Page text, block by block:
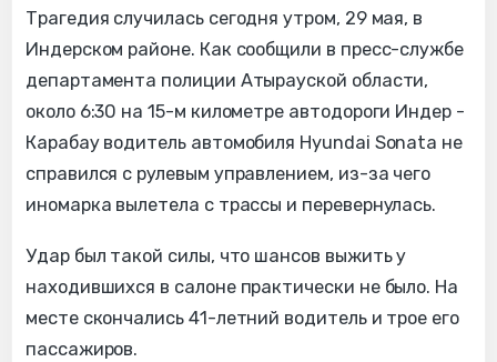
Трагедия случилась сегодня утром, 29 мая, в
Индерском районе. Как сообщили в пресс-службе
департамента полиции Атырауской области,
около 6:30 на 15-м километре автодороги Индер -
Карабау водитель автомобиля Hyundai Sonata не
справился с рулевым управлением, из-за чего
иномарка вылетела с трассы и перевернулась.
Удар был такой силы, что шансов выжить у
находившихся в салоне практически не было. На
месте скончались 41-летний водитель и трое его
пассажиров.